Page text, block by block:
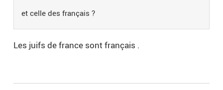
et celle des français ?
Les juifs de france sont français .